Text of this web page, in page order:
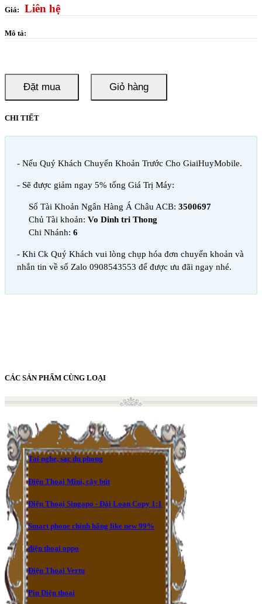
Giá: Liên hệ
Mô tả:
Đặt mua Giỏ hàng
CHI TIẾT
- Nếu Quý Khách Chuyển Khoản Trước Cho GiaiHuyMobile.
- Sẽ được giảm ngay 5% tổng Giá Trị Máy:
Số Tài Khoản Ngân Hàng Á Châu ACB: 3500697
Chủ Tài khoản: Vo Dinh tri Thong
Chi Nhánh: 6
- Khi Ck Quý Khách vui lòng chụp hóa đơn chuyển khoản và
nhắn tin về số Zalo 0908543553 để được ưu đãi ngay nhé.
CÁC SẢN PHẨM CÙNG LOẠI
Tai nghe, sac du phong
Điện Thoại Mini, cây bút
Điện Thoại Singapo - Đài Loan Copy 1:1
Smart phone chính hãng like new 99%
điện thoại oppo
Điện Thoại Vertu
Pin Diện thoại